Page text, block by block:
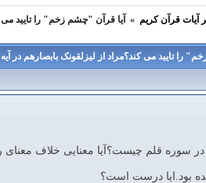
آيات قرآن كريم » آیا قرآن "چشم زخم" را تایید
را تایید می کند؟مراد از لیزلقونک بابصارهم
سوره قلم چیست؟آیا معنایی خلاف معنای
بود.ایا درست است؟